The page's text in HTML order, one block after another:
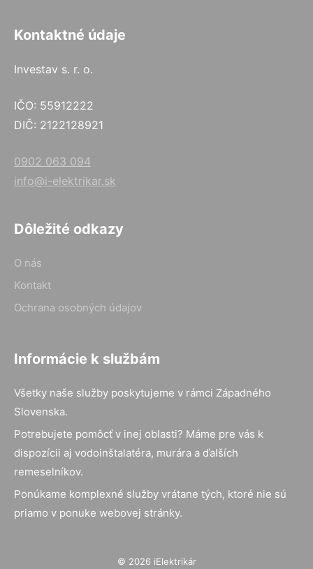
Kontaktné údaje
Investav s. r. o.
IČO: 55912222
DIČ: 2122128921
0902 063 094
info@i-elektrikar.sk
Dôležité odkazy
O nás
Kontakt
Ochrana osobných údajov
Informácie k službám
Všetky naše služby poskytujeme v rámci Západného
Slovenska.
Potrebujete pomôcť v inej oblasti? Máme pre vás k
dispozícii aj vodoinštalatéra, murára a ďalších
remeselníkov.
Ponúkame komplexné služby vrátane tých, ktoré nie sú
priamo v ponuke webovej stránky.
© 2026 iElektrikár